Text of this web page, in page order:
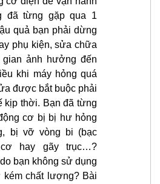
đã từng gặp qua 1
quả bạn phải dừng
phụ kiện, sửa chữa
ảnh hưởng đến
khi máy hỏng quá
được bắt buộc phải
kịp thời. Bạn đã từng
cơ bị bị hư hỏng
bị vỡ vòng bi (bạc
hay gãy trục…?
bạn không sử dụng
chất lượng? Bài